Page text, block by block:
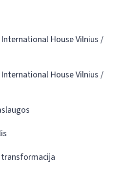
House Vilnius /
House Vilnius /